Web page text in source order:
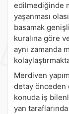
edilmediğinde
yaşanması
basamak
kuralına göre
aynı zamanda
Merdiven
detay
konuda iş
yan